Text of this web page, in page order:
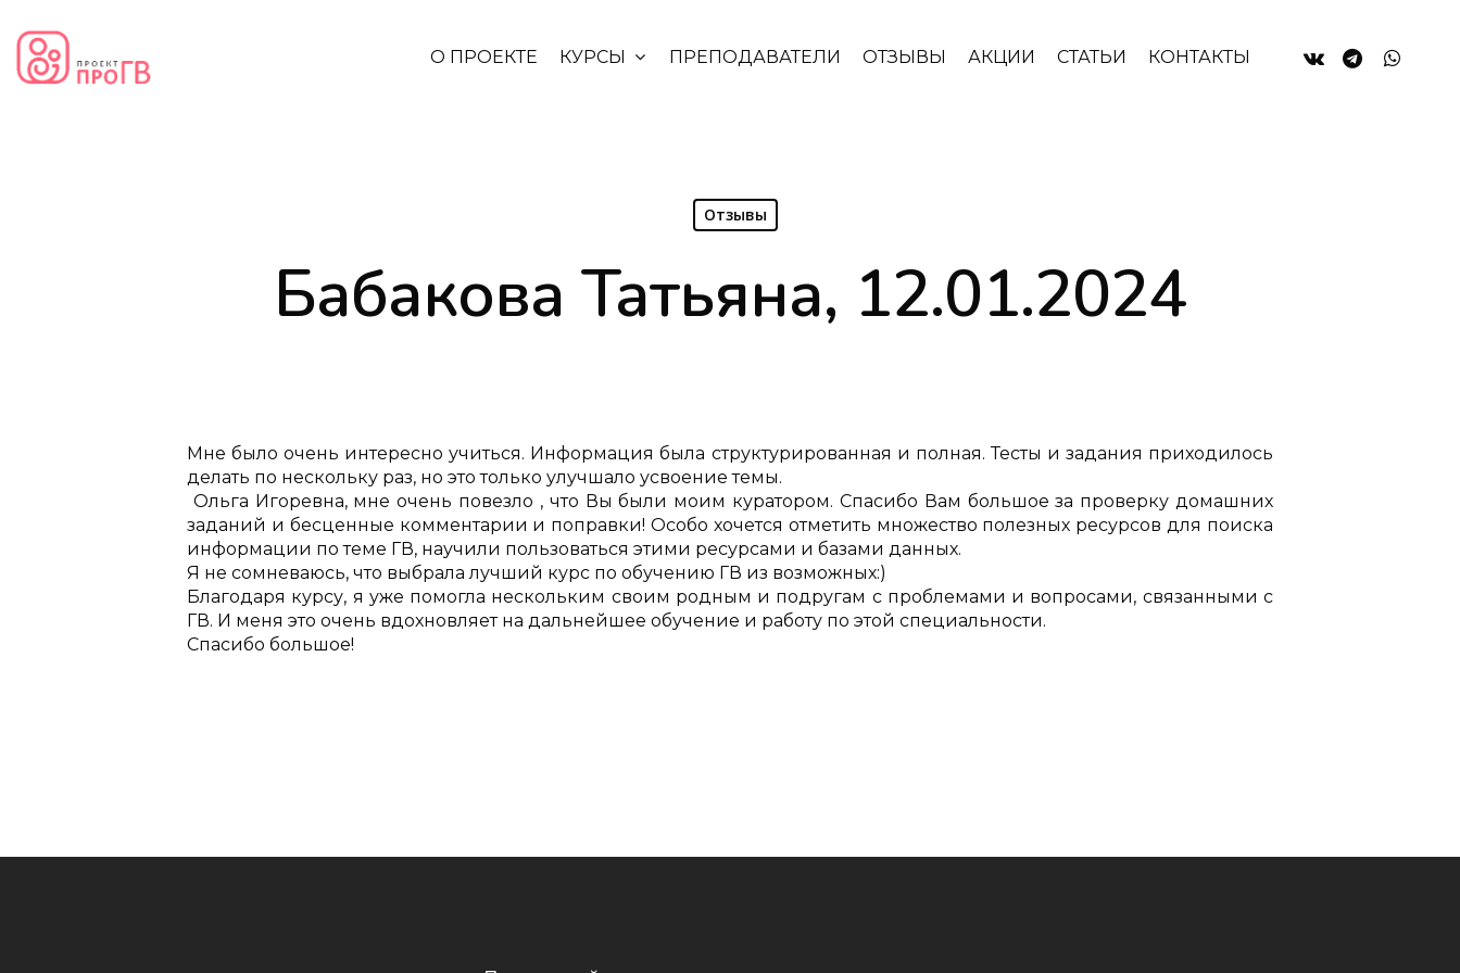
О ПРОЕКТЕ КУРСЫ ПРЕПОДАВАТЕЛИ ОТЗЫВЫ АКЦИИ СТАТЬИ КОНТАКТЫ
Отзывы
Бабакова Татьяна, 12.01.2024
Мне было очень интересно учиться. Информация была структурированная и полная. Тесты и задания приходилось
делать по нескольку раз, но это только улучшало усвоение темы.
Ольга Игоревна, мне очень повезло , что Вы были моим куратором. Спасибо Вам большое за проверку домашних
заданий и бесценные комментарии и поправки! Особо хочется отметить множество полезных ресурсов для поиска
информации по теме ГВ, научили пользоваться этими ресурсами и базами данных.
Я не сомневаюсь, что выбрала лучший курс по обучению ГВ из возможных:)
Благодаря курсу, я уже помогла нескольким своим родным и подругам с проблемами и вопросами, связанными с
ГВ. И меня это очень вдохновляет на дальнейшее обучение и работу по этой специальности.
Спасибо большое!